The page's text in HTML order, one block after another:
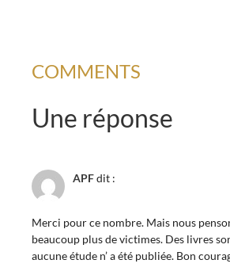
COMMENTS
Une réponse
APFdit :
Merci pour ce nombre. Mais nous
beaucoup plus de victimes. Des livres
aucune étude n’ a été publiée. Bon